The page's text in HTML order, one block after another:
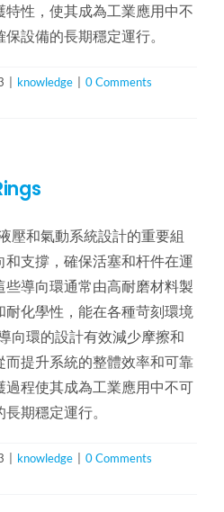
性，使其成為工業應用中不
設備的長期穩定運行。
knowledge
0 Comments
壓和氣動系統設計的重要組
支撐，確保活塞和杆件在運
導向環通常由高耐磨材料製
耐化學性，能在各種苛刻環境
向環的設計有效減少摩擦和
而提升系統的整體效率和可靠
程使其成為工業應用中不可
期穩定運行。
knowledge
0 Comments